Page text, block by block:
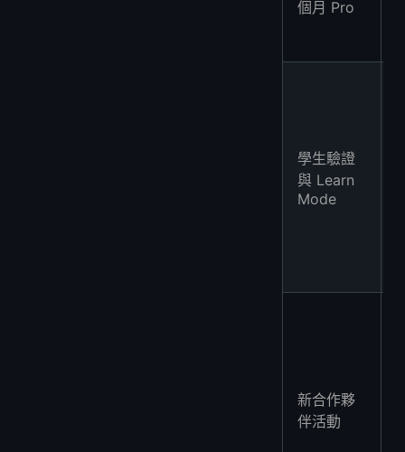
個月 Pro
學生驗證
與 Learn
Mode
新合作夥
伴活動